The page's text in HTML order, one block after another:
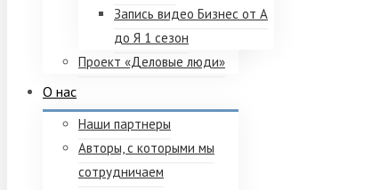
Запись видео Бизнес от А
до Я 1 сезон
Проект «Деловые люди»
О нас
Наши партнеры
Авторы, с которыми мы
сотрудничаем